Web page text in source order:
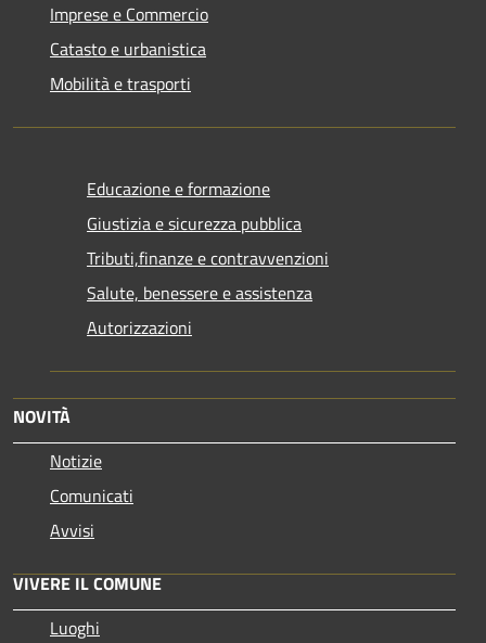
Imprese e Commercio
Catasto e urbanistica
Mobilità e trasporti
Educazione e formazione
Giustizia e sicurezza pubblica
Tributi,finanze e contravvenzioni
Salute, benessere e assistenza
Autorizzazioni
NOVITÀ
Notizie
Comunicati
Avvisi
VIVERE IL COMUNE
Luoghi